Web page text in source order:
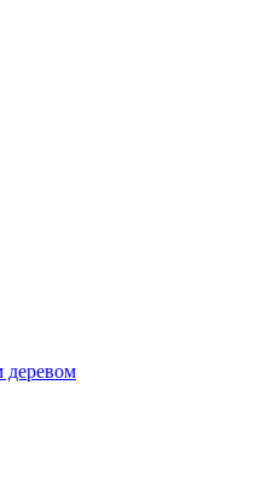
деревом